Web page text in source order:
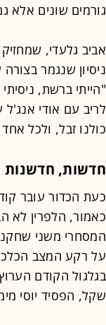
גורמים שונים אלא
ניסיון שנגמר
"הייתי ברשת,
לריב עם אודי
כולנו זבל, ולכל
חדשות, חדשנות
כעת הכדור עובר
כאמור, הלפרין לא
המסחרי משני
על רקע המצב
שקל, הפסיד יוסי